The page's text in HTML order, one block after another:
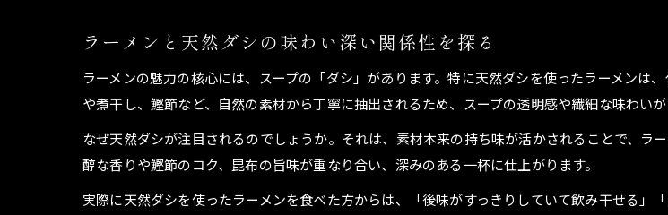
ラーメンの味を左右する天然ダ
ラーメン好き必見の天然ダシ
健康志向なら天然ダシラーメンがお
健康意識が高い方に選ばれる
ラーメンで健康を意識するなら
天然ダシラーメンが支持され
ラーメンと天然ダシの味わい深い関係性を探る
ラーメンの魅力の核心には、スープの「ダシ」があります。特に天然ダシを使ったラーメンは
や煮干し、鰹節など、自然の素材から丁寧に抽出されるため、スープの透明感や繊細な味わいが
なぜ天然ダシが注目されるのでしょうか。それは、素材本来の持ち味が活かされることで、
醇な香りや鰹節のコク、昆布の旨味が重なり合い、深みのある一杯に仕上がります。
実際に天然ダシを使ったラーメンを食べた方からは、「後味がすっきりしていて飲み干せる」